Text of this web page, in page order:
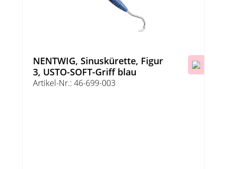
NENTWIG, Sinuskürette, Figur
3, USTO-SOFT-Griff blau
Artikel-Nr.: 46-699-003